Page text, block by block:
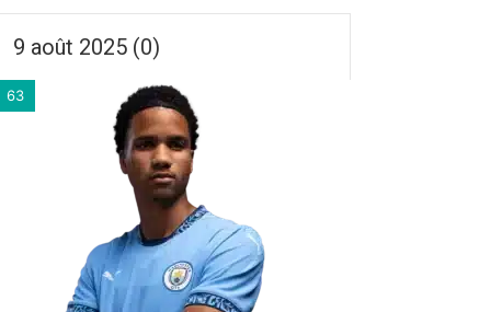
9 août 2025 (0)
63